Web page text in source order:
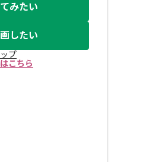
みたい
したい
プ
こちら